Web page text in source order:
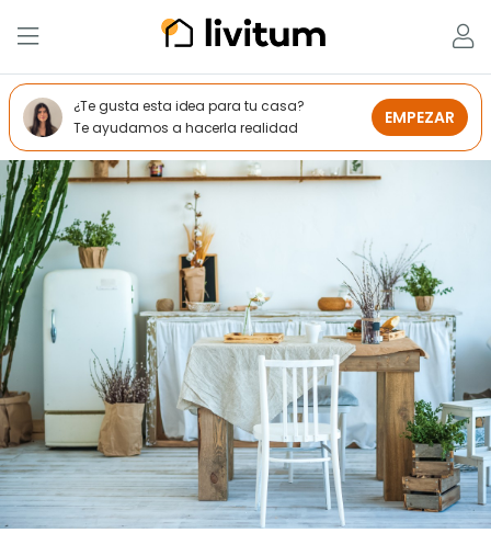
¿Te gusta esta idea para tu casa?
Te ayudamos a hacerla realidad
EMPEZAR